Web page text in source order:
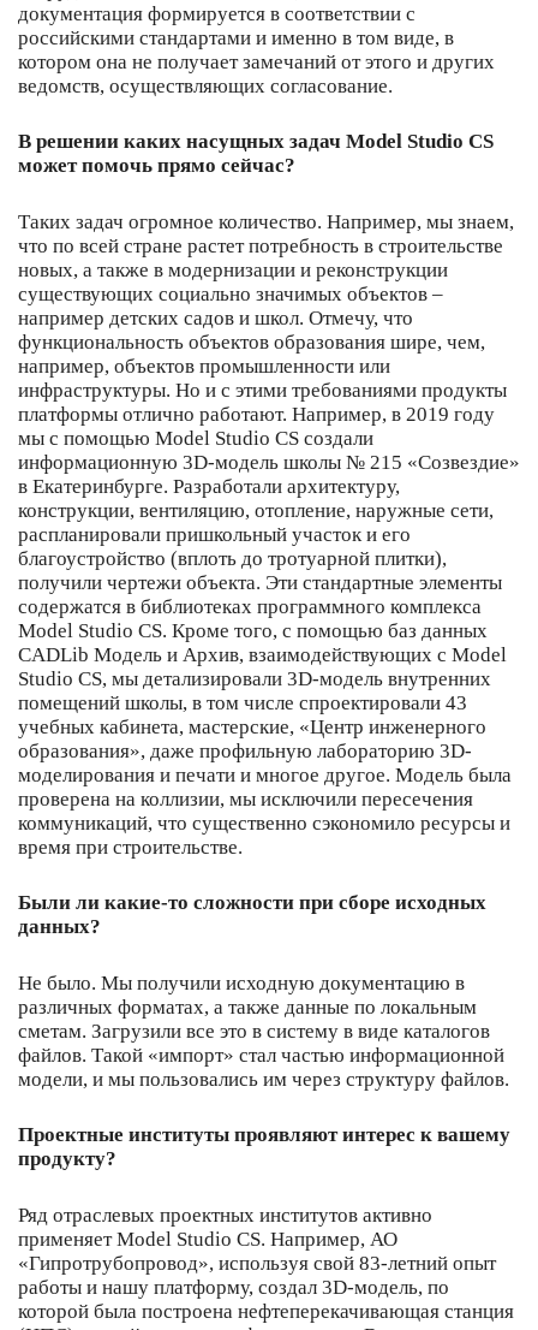
документация формируется в соответствии с
российскими стандартами и именно в том виде, в
котором она не получает замечаний от этого и других
ведомств, осуществляющих согласование.
В решении каких насущных задач Model Studio CS
может помочь прямо сейчас?
Таких задач огромное количество. Например, мы знаем,
что по всей стране растет потребность в строительстве
новых, а также в модернизации и реконструкции
существующих социально значимых объектов –
например детских садов и школ. Отмечу, что
функциональность объектов образования шире, чем,
например, объектов промышленности или
инфраструктуры. Но и с этими требованиями продукты
платформы отлично работают. Например, в 2019 году
мы с помощью Model Studio CS создали
информационную 3D-модель школы № 215 «Созвездие»
в Екатеринбурге. Разработали архитектуру,
конструкции, вентиляцию, отопление, наружные сети,
распланировали пришкольный участок и его
благоустройство (вплоть до тротуарной плитки),
получили чертежи объекта. Эти стандартные элементы
содержатся в библиотеках программного комплекса
Model Studio CS. Кроме того, с помощью баз данных
CADLib Модель и Архив, взаимодействующих с Model
Studio CS, мы детализировали 3D-модель внутренних
помещений школы, в том числе спроектировали 43
учебных кабинета, мастерские, «Центр инженерного
образования», даже профильную лабораторию 3D-
моделирования и печати и многое другое. Модель была
проверена на коллизии, мы исключили пересечения
коммуникаций, что существенно сэкономило ресурсы и
время при строительстве.
Были ли какие-то сложности при сборе исходных
данных?
Не было. Мы получили исходную документацию в
различных форматах, а также данные по локальным
сметам. Загрузили все это в систему в виде каталогов
файлов. Такой «импорт» стал частью информационной
модели, и мы пользовались им через структуру файлов.
Проектные институты проявляют интерес к вашему
продукту?
Ряд отраслевых проектных институтов активно
применяет Model Studio CS. Например, АО
«Гипротрубопровод», используя свой 83-летний опыт
работы и нашу платформу, создал 3D-модель, по
которой была построена нефтеперекачивающая станция